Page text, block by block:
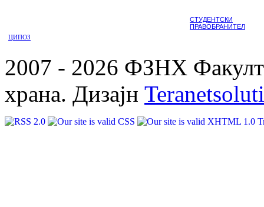
СТУДЕНТСКИ
ПРАВОБРАНИТЕЛ
ЦИПОЗ
2007 - 2026 ФЗНХ
храна. Дизајн